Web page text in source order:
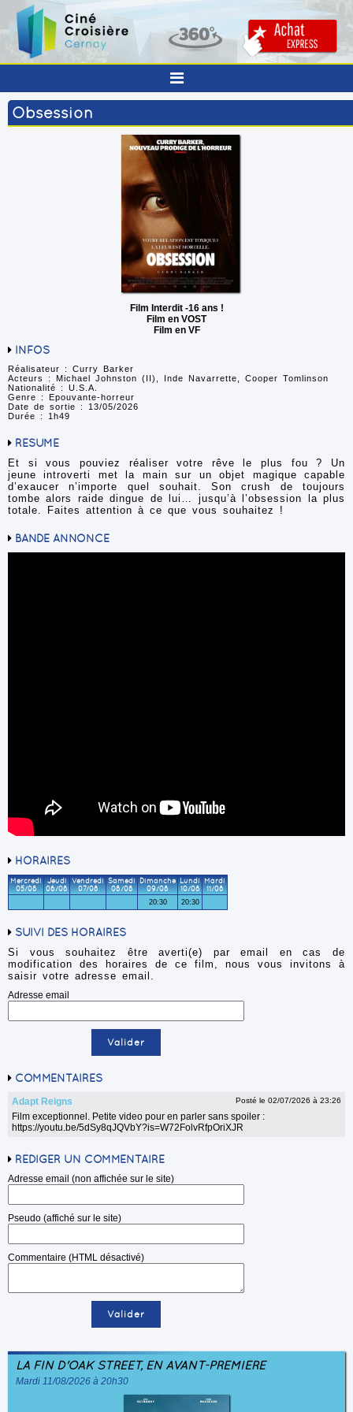
Obsession
Film Interdit -16 ans !
Film en VOST
Film en VF
INFOS
Réalisateur : Curry Barker
Acteurs : Michael Johnston (II), Inde Navarrette, Cooper Tomlinson
Nationalité : U.S.A.
Genre : Epouvante-horreur
Date de sortie : 13/05/2026
Durée : 1h49
RÉSUMÉ
Et si vous pouviez réaliser votre rêve le plus fou ? Un
jeune introverti met la main sur un objet magique capable
d’exaucer n’importe quel souhait. Son crush de toujours
tombe alors raide dingue de lui… jusqu’à l’obsession la plus
totale. Faites attention à ce que vous souhaitez !
BANDE ANNONCE
HORAIRES
Mercredi
05/08
Jeudi
06/08
Vendredi
07/08
Samedi
08/08
Dimanche
09/08
Lundi
10/08
Mardi
11/08
20:30
20:30
SUIVI DES HORAIRES
Si vous souhaitez être averti(e) par email en cas de
modification des horaires de ce film, nous vous invitons à
saisir votre adresse email.
Adresse email
COMMENTAIRES
Posté le 02/07/2026 à 23:26
Adapt Reigns
Film exceptionnel. Petite video pour en parler sans spoiler :
https://youtu.be/5dSy8qJQVbY?is=W72FolvRfpOriXJR
RÉDIGER UN COMMENTAIRE
Adresse email (non affichée sur le site)
Pseudo (affiché sur le site)
Commentaire (HTML désactivé)
LA FIN D'OAK STREET, EN AVANT-PREMIÈRE
Mardi 11/08/2026 à 20h30